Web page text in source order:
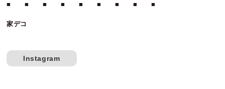
■ ■ ■ ■ ■ ■ ■ ■ ■
家デコ
Instagram